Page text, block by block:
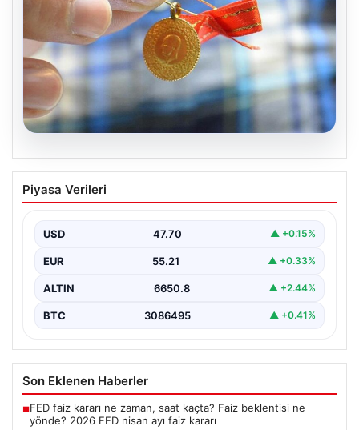
Altın fiyatları canlı 8 Nisan 2026: Altın
fiyatları ne kadar oldu? Gram, çeyrek,
fiyatları
Piyasa Verileri
USD 47.70 ▲ +0.15%
EUR 55.21 ▲ +0.33%
ALTIN 6650.8 ▲ +2.44%
BTC 3086495 ▲ +0.41%
Son Eklenen Haberler
■FED faiz kararı ne zaman, saat kaçta? Faiz beklentisi ne
yönde? 2026 FED nisan ayı faiz kararı